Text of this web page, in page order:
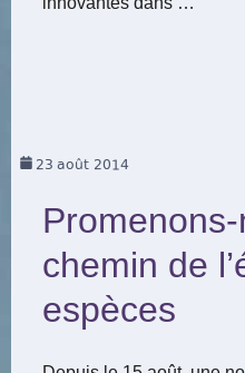
23 août 2014
chemin de
espèces